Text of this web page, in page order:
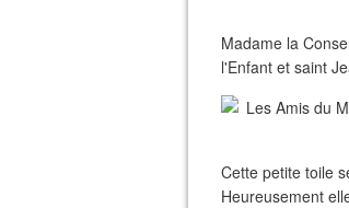
Madame la
l'Enfant et saint
Cette petite toile
Heureusement